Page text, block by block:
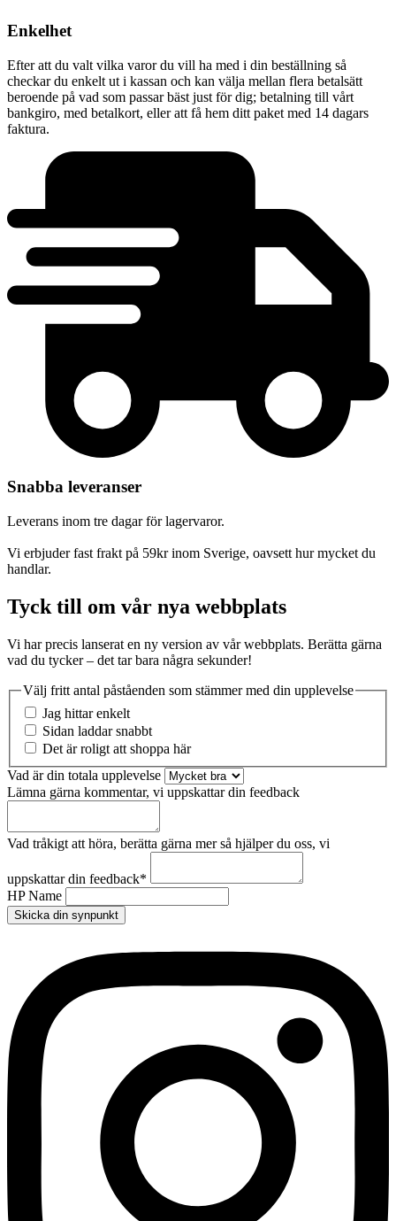
Enkelhet
Efter att du valt vilka varor du vill ha med i din beställning så
checkar du enkelt ut i kassan och kan välja mellan flera betalsätt
beroende på vad som passar bäst just för dig; betalning till vårt
bankgiro, med betalkort, eller att få hem ditt paket med 14 dagars
faktura.
Snabba leveranser
Leverans inom tre dagar för lagervaror.
Vi erbjuder fast frakt på 59kr inom Sverige, oavsett hur mycket du
handlar.
Tyck till om vår nya webbplats
Vi har precis lanserat en ny version av vår webbplats. Berätta gärna
vad du tycker – det tar bara några sekunder!
Välj fritt antal påståenden som stämmer med din upplevelse
Jag hittar enkelt
Sidan laddar snabbt
Det är roligt att shoppa här
Vad är din totala upplevelse
Lämna gärna kommentar, vi uppskattar din feedback
Vad tråkigt att höra, berätta gärna mer så hjälper du oss, vi
uppskattar din feedback*
HP Name
Skicka din synpunkt